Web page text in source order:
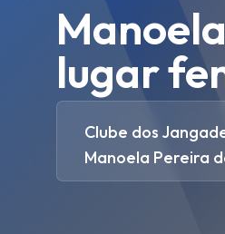
lugar
Clube dos
Manoela Pereira